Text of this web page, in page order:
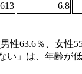
613 6.8
性63.6％、女性
」は、年齢が